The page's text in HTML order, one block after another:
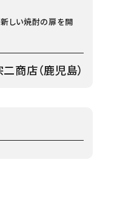
新しい焼酎の扉を開
商店（鹿児島）